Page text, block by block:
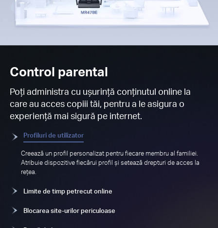
Control parental
Poți administra cu ușurință conținutul online la
care au acces copiii tăi, pentru a le asigura o
experiență mai sigură pe internet.
Profiluri de utilizator
Creează un profil personalizat pentru fiecare membru al familiei.
Atribuie dispozitive fiecărui profil și setează drepturi de acces la
rețea.
Limite de timp petrecut online
Blocarea site-urilor periculoase